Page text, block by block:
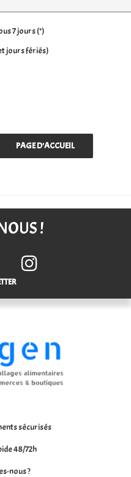
7 jours (*)
jours fériés)
!
sécurisés
48/72h
nous ?